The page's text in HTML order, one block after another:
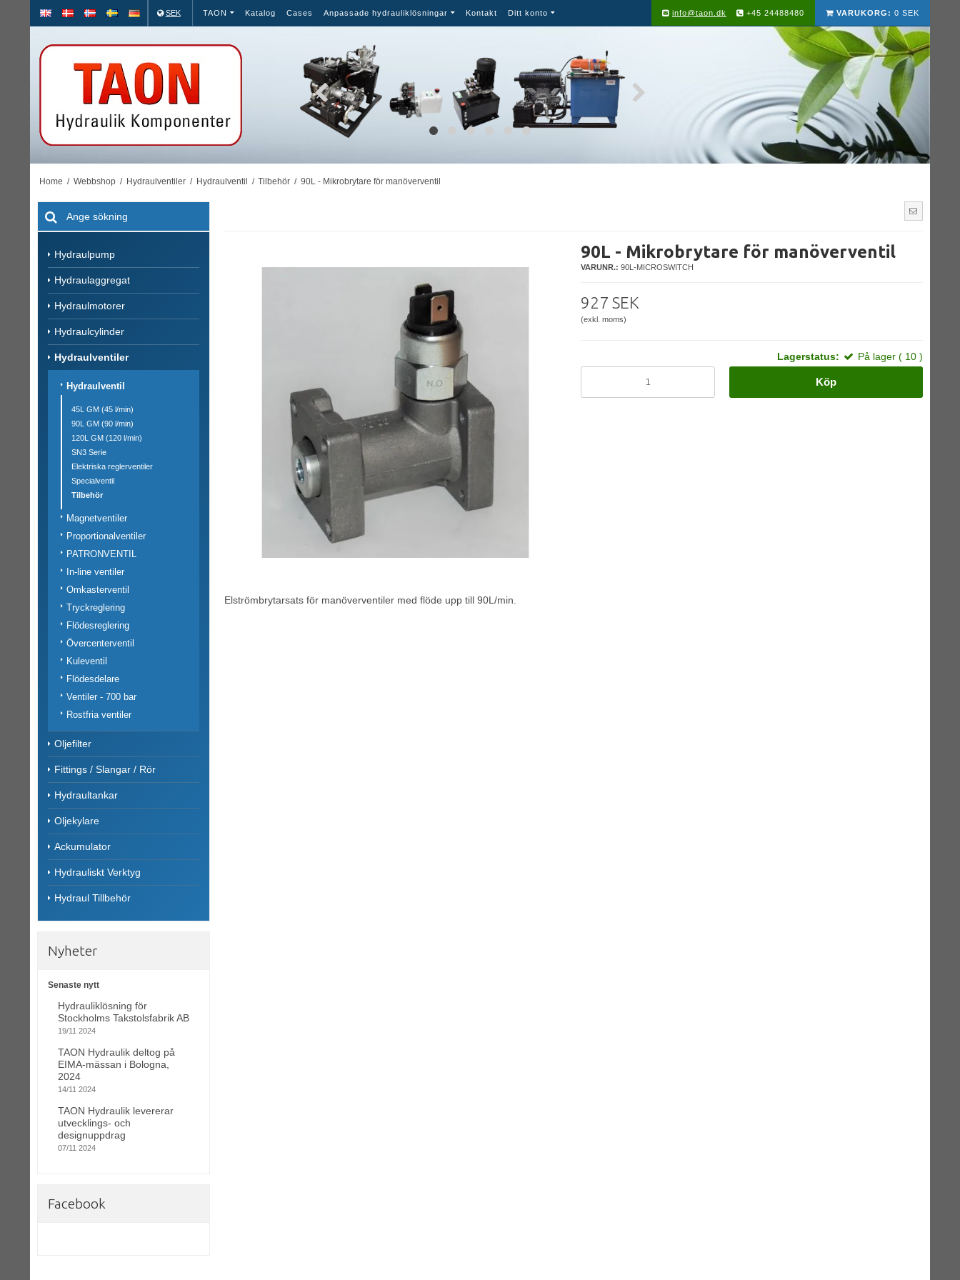
SEK TAON Katalog Cases Anpassade hydrauliklösningar Kontakt Ditt konto VARUKORG: 0 SEK
info@taon.dk +45 24488480
Home / Webbshop / Hydraulventiler / Hydraulventil / Tilbehör / 90L - Mikrobrytare för manöverventil
Hydraulpump
Hydraulaggregat
Hydraulmotorer
Hydraulcylinder
Hydraulventiler
Hydraulventil
45L GM (45 l/min)
90L GM (90 l/min)
120L GM (120 l/min)
SN3 Serie
Elektriska reglerventiler
Specialventil
Tilbehör
Magnetventiler
Proportionalventiler
PATRONVENTIL
In-line ventiler
Omkasterventil
Tryckreglering
Flödesreglering
Övercenterventil
Kuleventil
Flödesdelare
Ventiler - 700 bar
Rostfria ventiler
Oljefilter
Fittings / Slangar / Rör
Hydraultankar
Oljekylare
Ackumulator
Hydrauliskt Verktyg
Hydraul Tillbehör
Nyheter
Senaste nytt
Hydrauliklösning för
Stockholms Takstolsfabrik AB
19/11 2024
TAON Hydraulik deltog på
EIMA-mässan i Bologna,
2024
14/11 2024
TAON Hydraulik levererar
utvecklings- och
designuppdrag
07/11 2024
Facebook
90L - Mikrobrytare för manöverventil
VARUNR.: 90L-MICROSWITCH
927 SEK
(exkl. moms)
Lagerstatus: På lager ( 10 )
Köp
Elströmbrytarsats för manöverventiler med flöde upp till 90L/min.